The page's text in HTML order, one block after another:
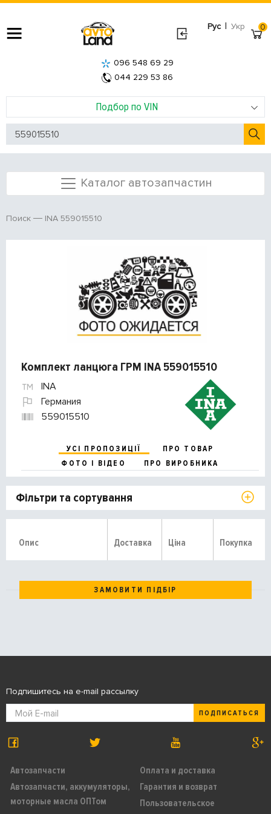
Рус | Укр
Подбор по VIN
096 548 69 29
044 229 53 86
0
Каталог автозапчастин
Поиск INA 559015510
Комплект ланцюга ГРМ INA 559015510
INA
Германия
559015510
УСІ ПРОПОЗИЦІЇ
ПРО ТОВАР
ФОТО І ВІДЕО
ПРО ВИРОБНИКА
Фільтри та сортування
Опис Доставка Ціна Покупка
ЗАМОВИТИ ПІДБІР
Автозапчасти
Автозапчасти, аккумуляторы,
моторные масла ОПТом
Оплата и доставка
Гарантия и возврат
Пользовательское
Подпишитесь на e-mail рассылку
ПОДПИСАТЬСЯ